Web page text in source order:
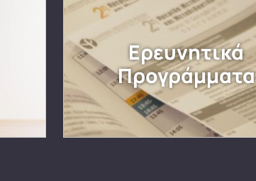
Ερευνητικά
Προγράμματα